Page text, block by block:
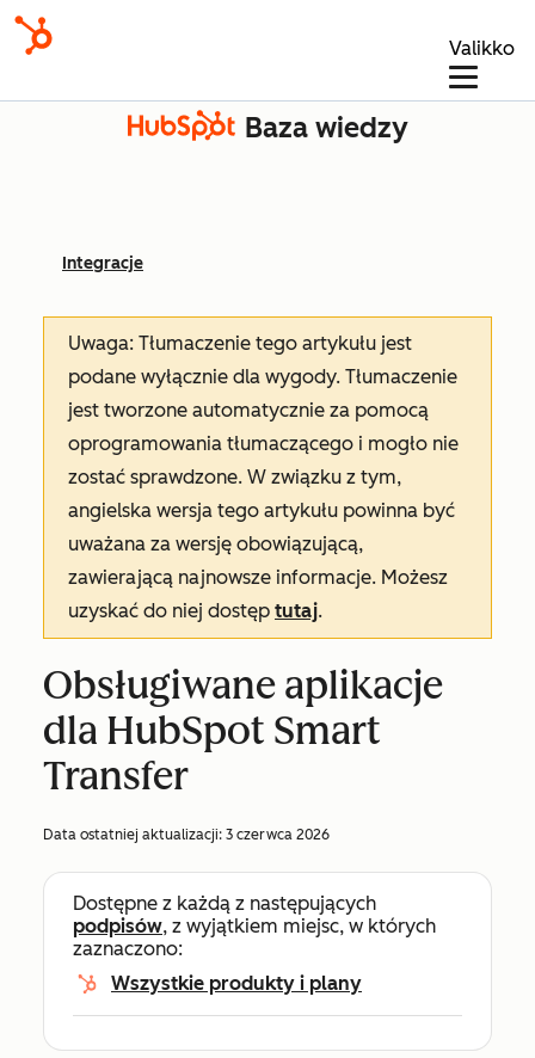
Valikko
Baza wiedzy
Integracje
Uwaga: Tłumaczenie tego artykułu jest
podane wyłącznie dla wygody. Tłumaczenie
jest tworzone automatycznie za pomocą
oprogramowania tłumaczącego i mogło nie
zostać sprawdzone. W związku z tym,
angielska wersja tego artykułu powinna być
uważana za wersję obowiązującą,
zawierającą najnowsze informacje. Możesz
uzyskać do niej dostęp tutaj.
Obsługiwane aplikacje
dla HubSpot Smart
Transfer
Data ostatniej aktualizacji: 3 czerwca 2026
Dostępne z każdą z następujących
podpisów, z wyjątkiem miejsc, w których
zaznaczono:
Wszystkie produkty i plany